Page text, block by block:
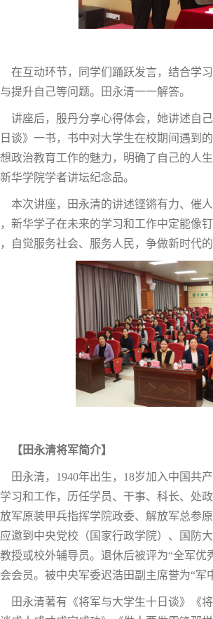
在互动环节，同学们踊跃发言，结合学
提升自己等问题。田永清一一解答。
讲座后，殷丹分享心得体会，她讲述自
谈》一书，书中对大学生在校期间遇到
政治教育工作的魅力，明确了自己的人
华学院学者讲坛纪念品。
本次讲座，田永清的讲述铿锵有力、催
新华学子在未来的学习和工作中定能像
自觉服务社会、服务人民，争做新时代的
【田永清将军简介】
田永清，1940年出生，18岁加入中国共
习和工作，历任学员、干事、科长、处
军原装甲兵指挥学院政委、解放军总参
邀到中央党校（国家行政学院）、国防
授或校外辅导员。退休后被评为“全军优
会员。被中央军委迟浩田副主席誉为“军
田永清著有《将军与大学生十日谈》《